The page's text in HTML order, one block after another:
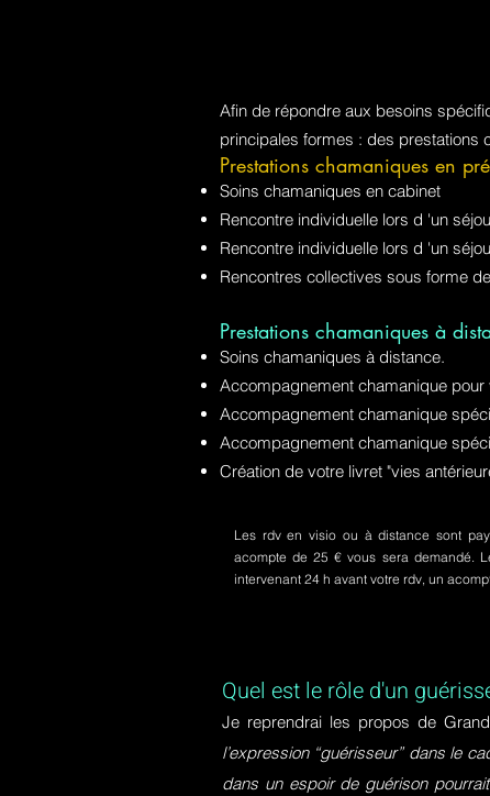
Afin de répondre aux besoins
principales formes : des prestations
Prestations chamaniques en
Soins chamaniques en cabinet
Rencontre individuelle lors d 'un
Rencontre individuelle lors d 'un
Rencontres collectives sous forme
Prestations chamaniques à
Soins chamaniques à distance.
Accompagnement chamanique
Accompagnement chamanique
Accompagnement chamanique
Création de votre livret "vies
Les rdv en visio ou à distance sont
acompte de 25 € vous sera demandé.
intervenant 24 h avant votre rdv, un
Quel est le rôle d'un
Je reprendrai les propos de
l’expression “guérisseur” dans le
dans un espoir de guérison